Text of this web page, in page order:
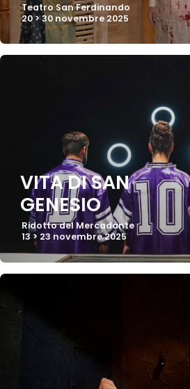
Teatro San Ferdinando
20 > 30 novembre 2025
VITA DI SAN
GENESIO
Ridotto del Mercadante
13 > 23 novembre 2025